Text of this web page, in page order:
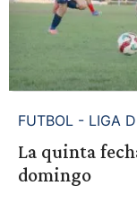
FUTBOL - LIGA
La quinta
domingo